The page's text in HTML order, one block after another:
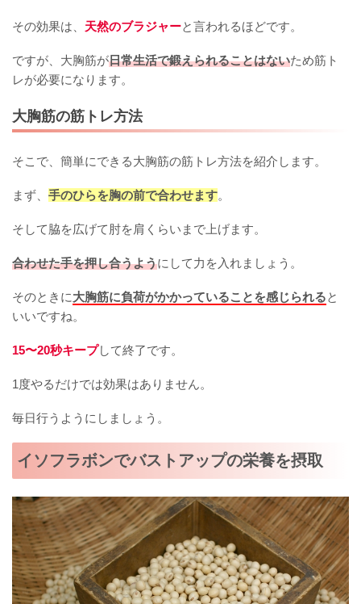
その効果は、 天然のブラジャーと言われるほどです。
ですが、大胸筋が日常生活で鍛えられることはないため筋ト
レが必要になります。
大胸筋の筋トレ方法
そこで、簡単にできる大胸筋の筋トレ方法を紹介します。
まず、 手のひらを胸の前で合わせます。
そして脇を広げて肘を肩くらいまで上げます。
合わせた手を押し合うようにして力を入れましょう。
そのときに大胸筋に負荷がかかっていることを感じられると
いいですね。
15〜20秒キープして終了です。
1度やるだけでは効果はありません。
毎日行うようにしましょう。
イソフラボンでバストアップの栄養を摂取